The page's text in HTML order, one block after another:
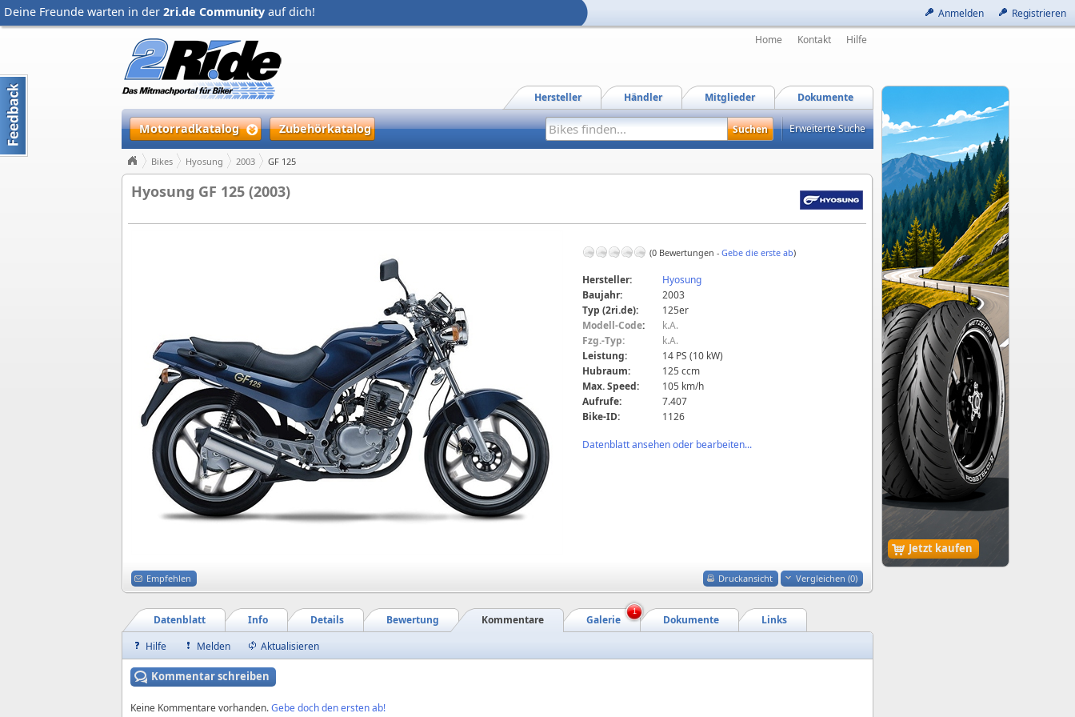
Anmelden Registrieren
Deine Freunde warten in der 2ri.de Community auf dich!
Jetzt kaufen
Home Kontakt Hilfe
Dokumente
Mitglieder
Händler
Hersteller
Motorradkatalog Zubehörkatalog Erweiterte Suche
Bikes Hyosung 2003 GF 125
Hyosung GF 125 (2003)
(0 Bewertungen - Gebe die erste ab)
Hersteller:
Hyosung
Baujahr:
2003
Typ (2ri.de):
125er
Modell-Code:
k.A.
Fzg.-Typ:
k.A.
Leistung:
14 PS (10 kW)
Hubraum:
125 ccm
Max. Speed:
105 km/h
Aufrufe:
7.407
Bike-ID:
1126
Datenblatt ansehen oder bearbeiten...
Druckansicht Vergleichen (0)
Empfehlen
Links
Dokumente
Galerie
Kommentare
Bewertung
Details
Info
Datenblatt
1
Hilfe Melden Aktualisieren
Kommentar schreiben
Keine Kommentare vorhanden.Gebe doch den ersten ab!